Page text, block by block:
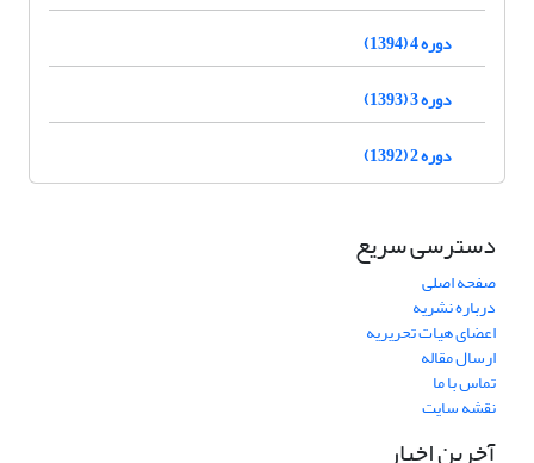
دوره 4 (1394)
دوره 3 (1393)
دوره 2 (1392)
دسترسی سریع
صفحه اصلی
درباره نشریه
اعضای هیات تحریریه
ارسال مقاله
تماس با ما
نقشه سایت
آخرین اخبار